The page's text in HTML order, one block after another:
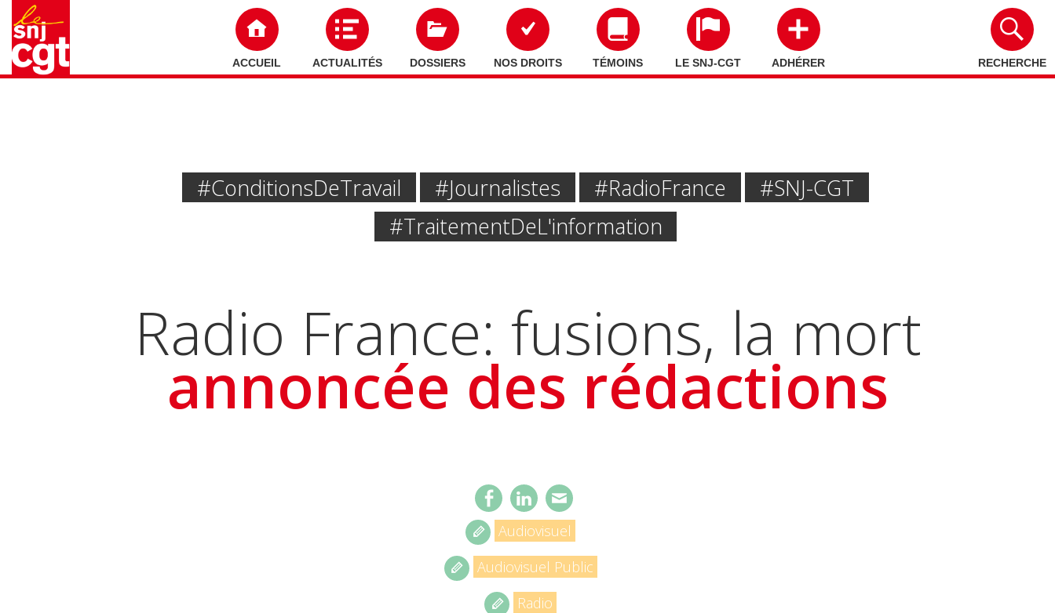
ACCUEIL ACTUALITÉS DOSSIERS NOS DROITS TÉMOINS LE SNJ-CGT ADHÉRER RECHERCHE
#Conditions De Travail #journalistes #Radio France
#SNJ-CGT
#traitement De L'information
Radio France: fusions, la mort
annoncée des rédactions
Audiovisuel
Audiovisuel Public
Radio